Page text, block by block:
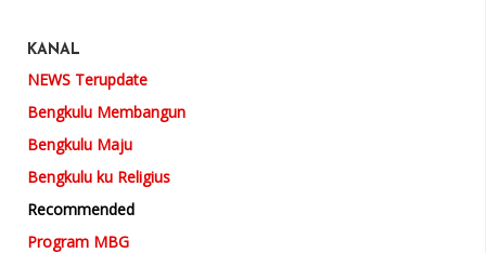
KANAL
NEWS Terupdate
Bengkulu Membangun
Bengkulu Maju
Bengkulu ku Religius
Recommended
Program MBG